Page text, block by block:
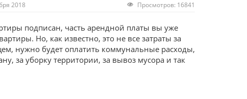
2018 Просмотров: 16841
подписан, часть арендной платы вы уже
Но, как известно, это не все затраты за
нужно будет оплатить коммунальные расходы,
за уборку территории, за вывоз мусора и так